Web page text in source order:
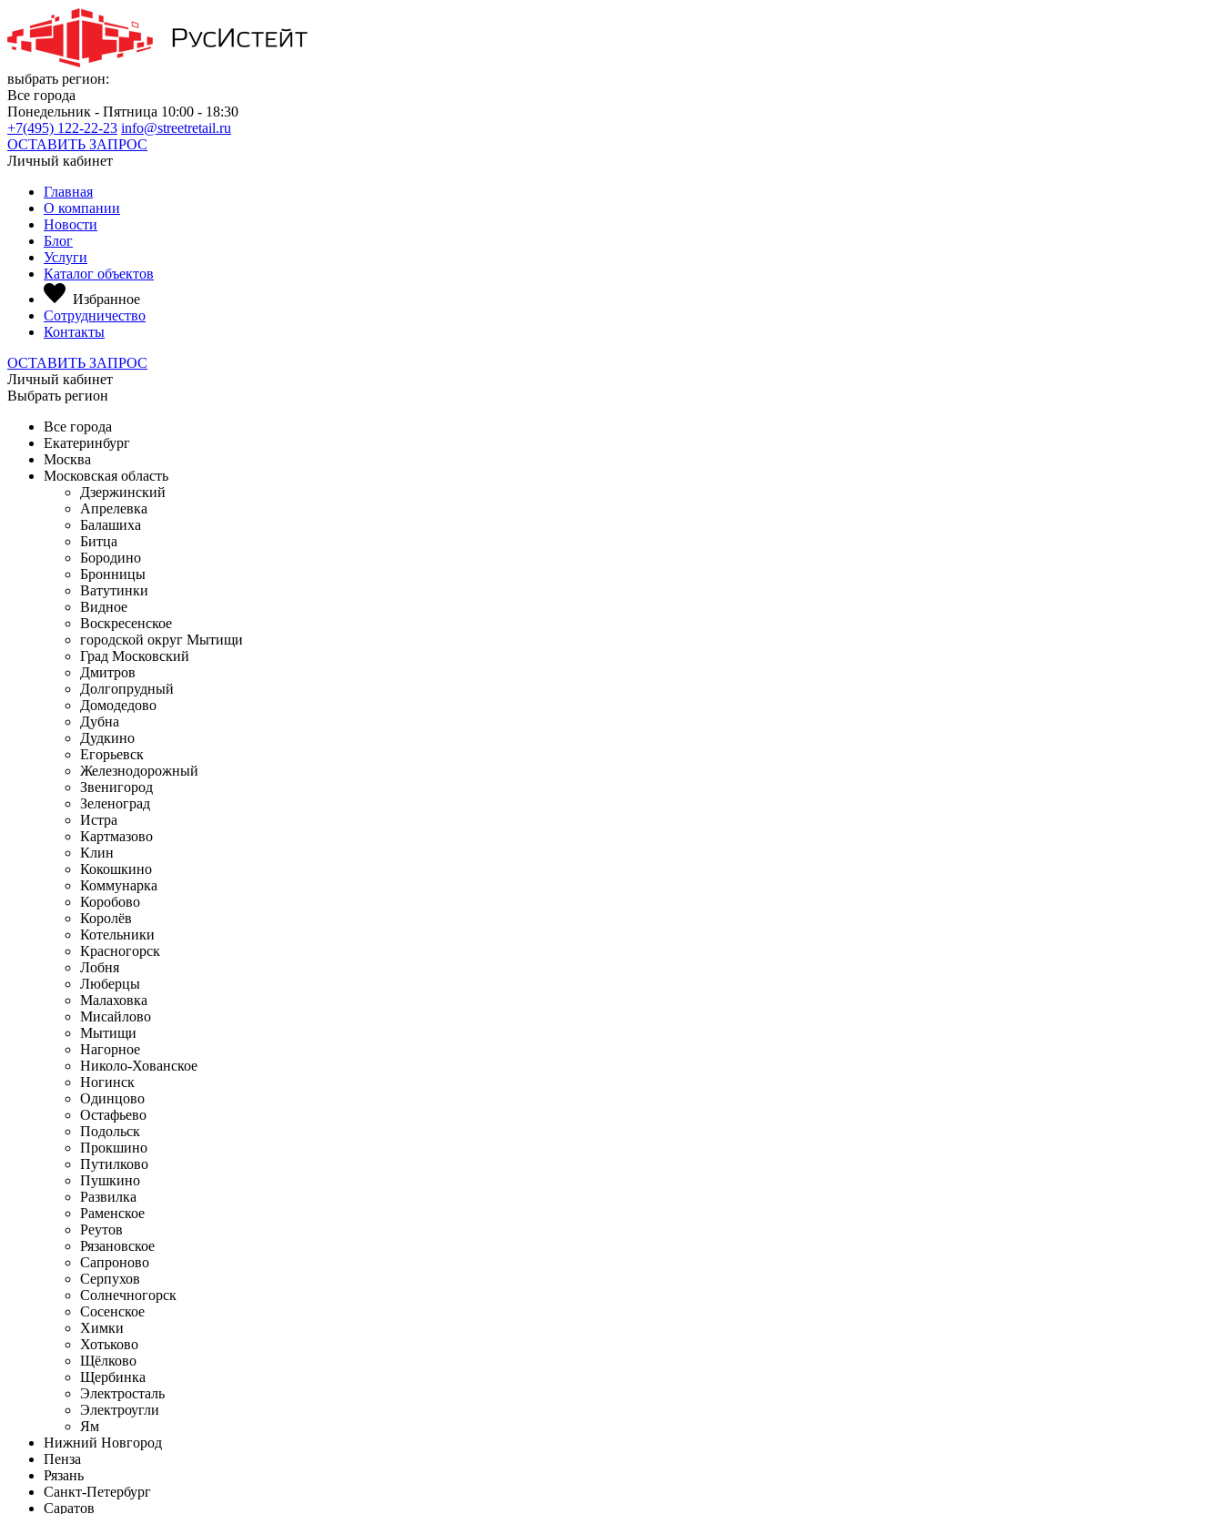
выбрать регион:
Все города
Понедельник - Пятница 10:00 - 18:30
+7(495) 122-22-23 info@streetretail.ru
ОСТАВИТЬ ЗАПРОС
Личный кабинет
Главная
О компании
Новости
Блог
Услуги
Каталог объектов
Избранное
Сотрудничество
Контакты
ОСТАВИТЬ ЗАПРОС
Личный кабинет
Выбрать регион
Все города
Екатеринбург
Москва
Московская область
Дзержинский
Апрелевка
Балашиха
Битца
Бородино
Бронницы
Ватутинки
Видное
Воскресенское
городской округ Мытищи
Град Московский
Дмитров
Долгопрудный
Домодедово
Дубна
Дудкино
Егорьевск
Железнодорожный
Звенигород
Зеленоград
Истра
Картмазово
Клин
Кокошкино
Коммунарка
Коробово
Королёв
Котельники
Красногорск
Лобня
Люберцы
Малаховка
Мисайлово
Мытищи
Нагорное
Николо-Хованское
Ногинск
Одинцово
Остафьево
Подольск
Прокшино
Путилково
Пушкино
Развилка
Раменское
Реутов
Рязановское
Сапроново
Серпухов
Солнечногорск
Сосенское
Химки
Хотьково
Щёлково
Щербинка
Электросталь
Электроугли
Ям
Нижний Новгород
Пенза
Рязань
Санкт-Петербург
Саратов